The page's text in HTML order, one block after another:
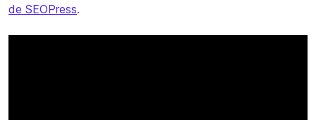
de SEOPress.